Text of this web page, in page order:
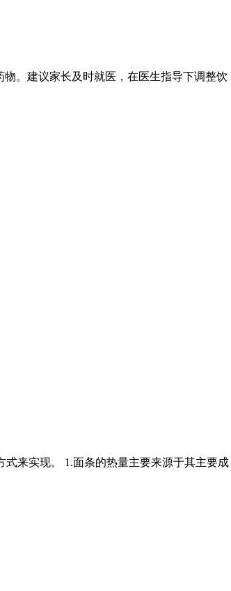
。建议家长及时就医，在医生指导下调整饮
来实现。 1.面条的热量主要来源于其主要成